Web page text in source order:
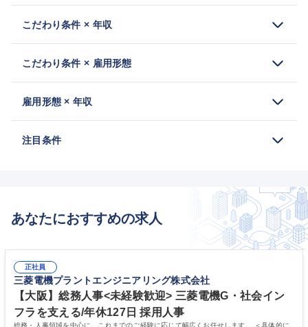
こだわり条件 × 年収
こだわり条件 × 雇用形態
雇用形態 × 年収
注目条件
あなたにおすすめの求人
正社員
三菱電機プラントエンジニアリング株式会社
【大阪】総務人事<未経験歓迎> 三菱電機G・社会イン
フラを支える/年休127日 採用人事
総務・人事領域を中心に、これまでのご経験に応じて幅広くお任せします。 ＜具体的に